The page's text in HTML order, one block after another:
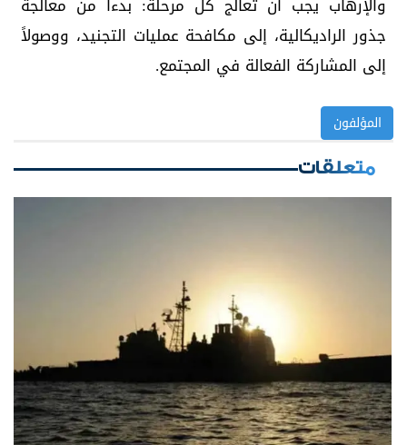
جذور الراديكالية، إلى مكافحة عمليات التجنيد، ووصولاً
إلى المشاركة الفعالة في المجتمع.
المؤلفون
متعلقات